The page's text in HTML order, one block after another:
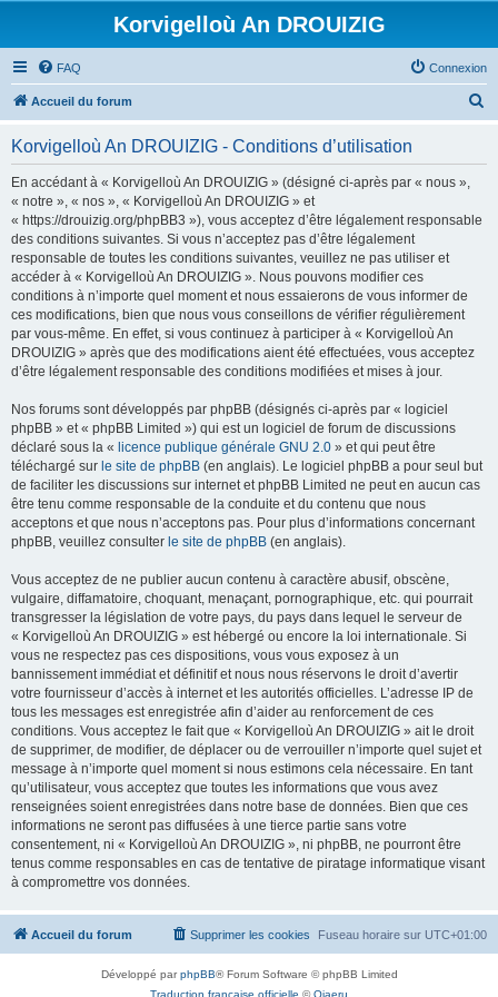
Korvigelloù An DROUIZIG
FAQ Connexion
Accueil du forum
Korvigelloù An DROUIZIG - Conditions d’utilisation
En accédant à « Korvigelloù An DROUIZIG » (désigné ci-après par « nous »,
« notre », « nos », « Korvigelloù An DROUIZIG » et
« https://drouizig.org/phpBB3 »), vous acceptez d’être légalement responsable
des conditions suivantes. Si vous n’acceptez pas d’être légalement
responsable de toutes les conditions suivantes, veuillez ne pas utiliser et
accéder à « Korvigelloù An DROUIZIG ». Nous pouvons modifier ces
conditions à n’importe quel moment et nous essaierons de vous informer de
ces modifications, bien que nous vous conseillons de vérifier régulièrement
par vous-même. En effet, si vous continuez à participer à « Korvigelloù An
DROUIZIG » après que des modifications aient été effectuées, vous acceptez
d’être légalement responsable des conditions modifiées et mises à jour.
Nos forums sont développés par phpBB (désignés ci-après par « logiciel
phpBB » et « phpBB Limited ») qui est un logiciel de forum de discussions
déclaré sous la « licence publique générale GNU 2.0 » et qui peut être
téléchargé sur le site de phpBB (en anglais). Le logiciel phpBB a pour seul but
de faciliter les discussions sur internet et phpBB Limited ne peut en aucun cas
être tenu comme responsable de la conduite et du contenu que nous
acceptons et que nous n’acceptons pas. Pour plus d’informations concernant
phpBB, veuillez consulter le site de phpBB (en anglais).
Vous acceptez de ne publier aucun contenu à caractère abusif, obscène,
vulgaire, diffamatoire, choquant, menaçant, pornographique, etc. qui pourrait
transgresser la législation de votre pays, du pays dans lequel le serveur de
« Korvigelloù An DROUIZIG » est hébergé ou encore la loi internationale. Si
vous ne respectez pas ces dispositions, vous vous exposez à un
bannissement immédiat et définitif et nous nous réservons le droit d’avertir
votre fournisseur d’accès à internet et les autorités officielles. L’adresse IP de
tous les messages est enregistrée afin d’aider au renforcement de ces
conditions. Vous acceptez le fait que « Korvigelloù An DROUIZIG » ait le droit
de supprimer, de modifier, de déplacer ou de verrouiller n’importe quel sujet et
message à n’importe quel moment si nous estimons cela nécessaire. En tant
qu’utilisateur, vous acceptez que toutes les informations que vous avez
renseignées soient enregistrées dans notre base de données. Bien que ces
informations ne seront pas diffusées à une tierce partie sans votre
consentement, ni « Korvigelloù An DROUIZIG », ni phpBB, ne pourront être
tenus comme responsables en cas de tentative de piratage informatique visant
à compromettre vos données.
Accueil du forum Fuseau horaire sur UTC+01:00
Supprimer les cookies
Développé parphpBB® Forum Software © phpBB Limited
Traduction française officielle ©Qiaeru